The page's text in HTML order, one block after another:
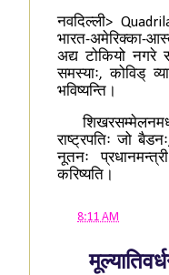
नवदिल्ली>
भारत-अमेरिक्का-
अद्य टोकियो नगरे
समस्याः, कोविड्
भविष्यन्ति।
शिखरसम्मेलनमध्ये
राष्ट्रपतिः जो
नूतनः
करिष्यति।
8:11 AM